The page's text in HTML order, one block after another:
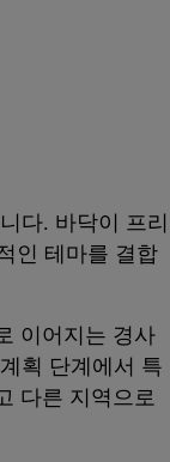
다. 바닥이 프리
인 테마를 결합
이어지는 경사
획 단계에서 특
다른 지역으로